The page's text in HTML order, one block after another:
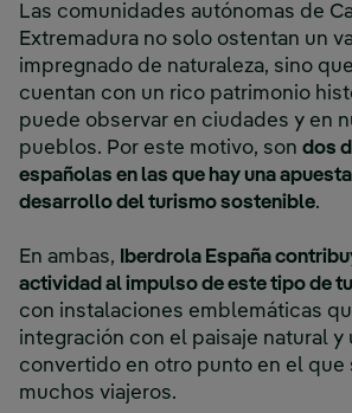
Las comunidades autónomas de
Extremadura no solo ostentan un
impregnado de naturaleza, sino
cuentan con un rico patrimonio
puede observar en ciudades y en
pueblos. Por este motivo, son dos
españolas en las que hay una
desarrollo del turismo sostenible.
En ambas,
Iberdrola España
actividad al impulso de este tipo de
con instalaciones emblemáticas
integración con el paisaje natural y
convertido en otro punto en el que
muchos viajeros.